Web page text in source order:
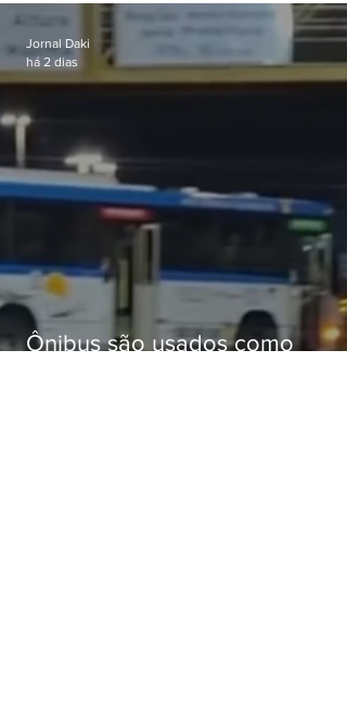
passagens
Ônibus são usados como
Jornal Daki
há 2 dias